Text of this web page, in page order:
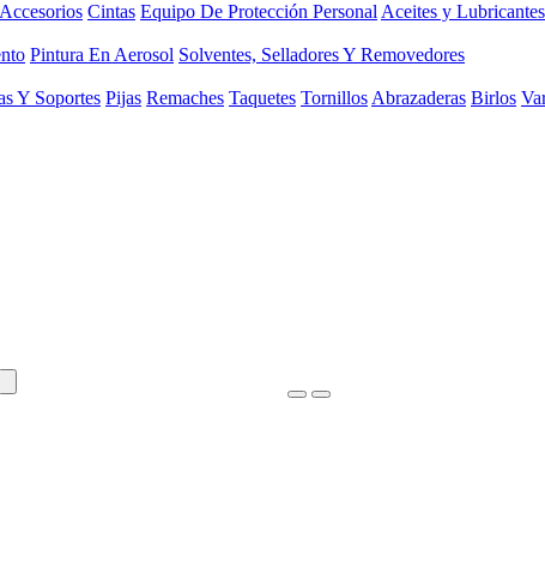
Cintas Equipo De Protección Personal Aceites y Lubricantes
Pintura En Aerosol Solventes, Selladores Y Removedores
Y Soportes Pijas Remaches Taquetes Tornillos Abrazaderas Birlos